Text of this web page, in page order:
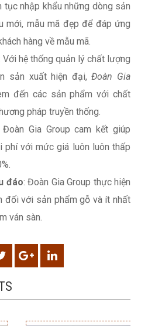
tục nhập khẩu những dòng sản
mới, mẫu mã đẹp để đáp ứng
hàng về mẫu mã.
Với hệ thống quản lý chất lượng
sản xuất hiện đại,Đoàn Gia
đến các sản phẩm với chất
pháp truyền thống.
Đoàn Gia Group cam kết giúp
phí với mức giá luôn luôn thấp
đáo: Đoàn Gia Group thực hiện
đối với sản phẩm gỗ và ít nhất
ván sàn.